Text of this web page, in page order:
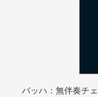
バッハ：無伴奏チ